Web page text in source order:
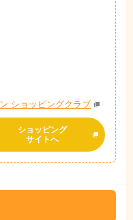
ショッピングクラブ
ショッピング
サイトへ